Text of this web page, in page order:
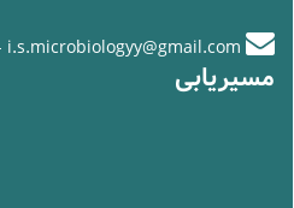
مسیریابی